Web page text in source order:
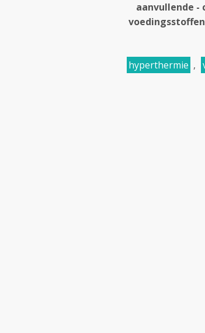
aanvullende -
hyperthermie ,